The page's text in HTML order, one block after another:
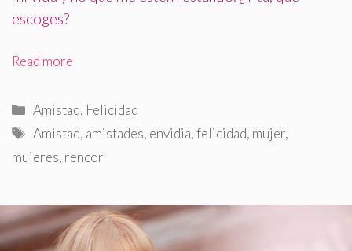
escoges?
Read more
Categorías
Amistad, Felicidad
Etiquetas
Amistad, amistades, envidia,felicidad, mujer,
mujeres, rencor